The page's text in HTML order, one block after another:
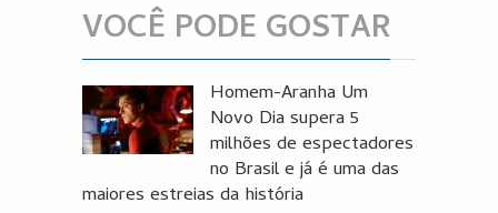
VOCÊ PODE GOSTAR
Homem-Aranha Um
Novo Dia supera 5
milhões de espectadores
no Brasil e já é uma das
maiores estreias da história